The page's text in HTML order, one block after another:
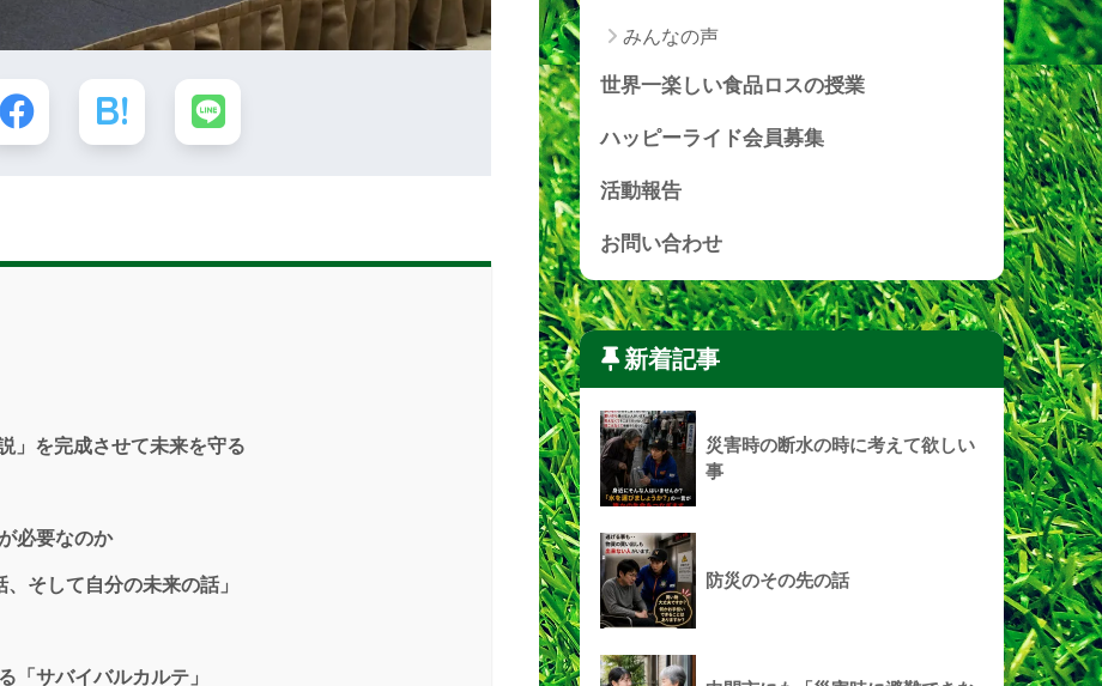
」を完成させて未来を守る
必要なのか
そして自分の未来の話」
「サバイバルカルテ」
みんなの声
世界一楽しい食品ロスの授業
ハッピーライド会員募集
活動報告
お問い合わせ
新着記事
災害時の断水の時に考えて欲しい
事
防災のその先の話